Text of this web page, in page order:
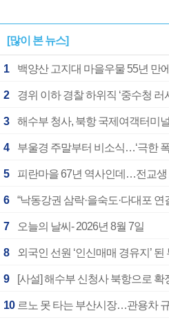
[많이 본 뉴스]
1 백양산 고지대 마을우물 55년 만
2 경위 이하 경찰 하위직 ‘중수청
3 해수부 청사, 북항 국제여객터미
4 부울경 주말부터 비소식…‘극한
5 피란마을 67년 역사인데…전교생
6 “낙동강권 삼락·을숙도·다대포
7 오늘의 날씨- 2026년 8월 7일
8 외국인 선원 ‘인신매매 경유지’
9 [사설] 해수부 신청사 북항으로
10 르노 못 타는 부산시장…관용차